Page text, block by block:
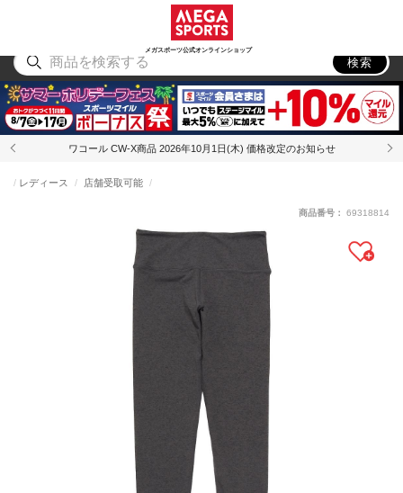
メガスポーツ公式オンラインショップ
アウトドア
検索
ワコール CW-X商品 2026年10月1日(木) 価格改定のお知らせ
レディース 店舗受取可能
商品番号： 69318814